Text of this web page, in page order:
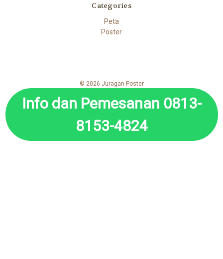
Categories
Peta
Poster
© 2026 Juragan Poster
Info dan Pemesanan 0813-
8153-4824